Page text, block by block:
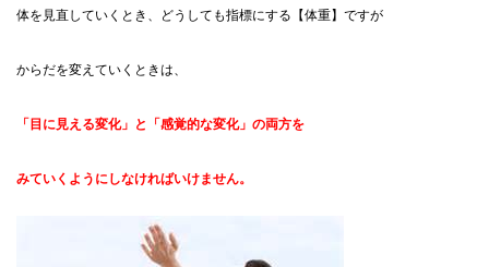
体を見直していくとき、どうしても指標にする【体重】ですが
からだを変えていくときは、
「目に見える変化」と「感覚的な変化」の両方を
みていくようにしなければいけません。